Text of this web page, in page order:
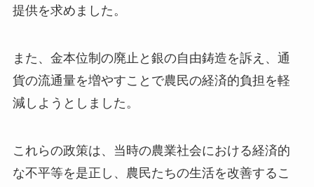
提供を求めました。
また、金本位制の廃止と銀の自由鋳造を訴え、通
貨の流通量を増やすことで農民の経済的負担を軽
減しようとしました。
これらの政策は、当時の農業社会における経済的
な不平等を是正し、農民たちの生活を改善するこ